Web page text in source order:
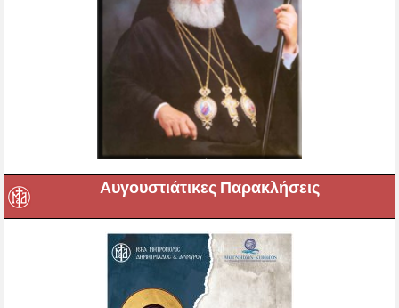
Αυγουστιάτικες Παρακλήσεις